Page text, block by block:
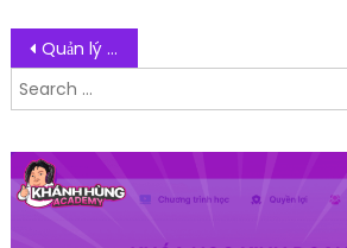
Post navigation
Quản lý cơ sở dữ liệu dễ dàng cùng với phần mềm Navicat
Search for: